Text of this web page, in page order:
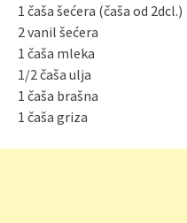
1 čaša šećera (čaša od 2dcl.)
2 vanil šećera
1 čaša mleka
1/2 čaša ulja
1 čaša brašna
1 čaša griza